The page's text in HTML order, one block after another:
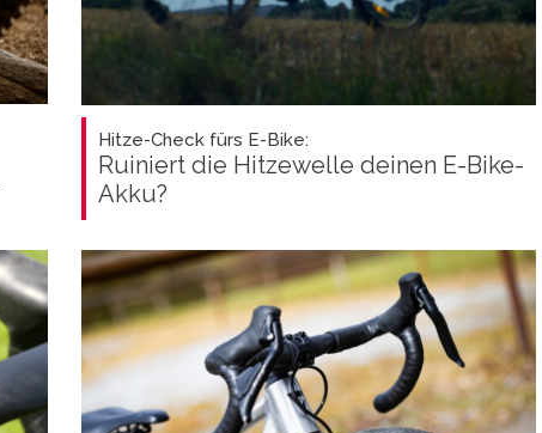
Hitze-Check fürs E-Bike:
Ruiniert die Hitzewelle deinen E-Bike-
Akku?